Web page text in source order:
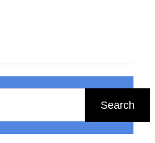
une étape cruciale
Search